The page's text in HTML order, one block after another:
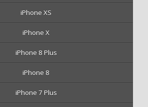
iPhone XS
iPhone X
iPhone 8 Plus
iPhone 8
iPhone 7 Plus